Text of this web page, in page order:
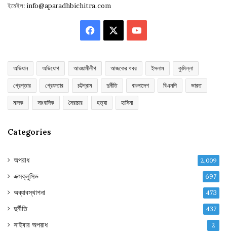
ইমেইল:info@aparadhbichitra.com
Facebook YouTube
অভিযান অভিযোগ আওয়ামীলীগ আজকের খবর ইসলাম কুমিল্লা
গ্রেপ্তার গ্রেফতার চট্টগ্রাম দুর্নীতি বাংলাদেশ বিএনপি ভারত
মাদক সাংবাদিক সৈরাচার হত্যা হাসিনা
Categories
অপরাধ 2,009
এক্সক্লুসিভ 697
অব্যাবস্থাপনা 473
দুর্নীতি 437
সাইবার অপরাধ 2